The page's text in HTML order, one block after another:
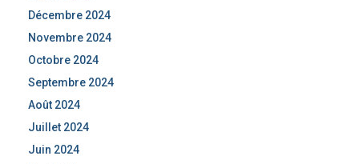
Décembre 2024
Novembre 2024
Octobre 2024
Septembre 2024
Août 2024
Juillet 2024
Juin 2024